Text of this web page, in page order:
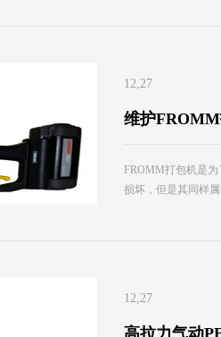
12,27
维护
FROMM打包机是
损坏，但是其同样
12,27
高拉力气动